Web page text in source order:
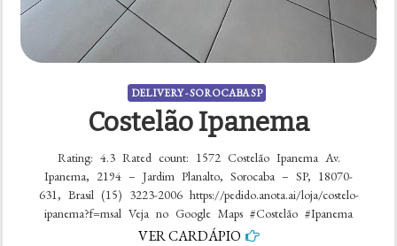
DELIVERY - SOROCABA SP
Costelão Ipanema
Rating: 4.3 Rated count: 1572 Costelão Ipanema Av.
Ipanema, 2194 – Jardim Planalto, Sorocaba – SP, 18070-
631, Brasil (15) 3223-2006 https://pedido.anota.ai/loja/costelo-
ipanema?f=msal Veja no Google Maps #Costelão #Ipanema
VER CARDÁPIO